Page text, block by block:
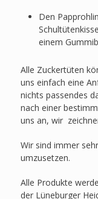
Den
einem
Alle Zuckertüten
uns einfach eine
nichts passendes
nach einer
uns an, wir
Wir sind immer
umzusetzen.
Alle Produkte
der Lüneburger